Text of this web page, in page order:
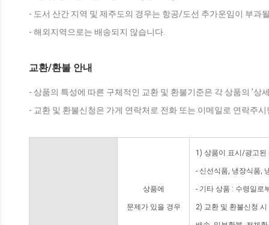
- 도서 산간 지역 및 제주도의 경우는 항공/도선 추가운임이 부과
- 해외지역으로는 배송되지 않습니다.
교환/환불 안내
- 상품의 특성에 따른 구체적인 교환 및 환불기준은 각 상품의 '상
- 교환 및 환불신청은 가게 연락처로 전화 또는 이메일로 연락주
상품에
문제가 있을 경우
1) 상품이 표시/광고된
- 신선식품, 냉장식품,
- 기타 상품 : 수령일로
2) 교환 및 환불신청